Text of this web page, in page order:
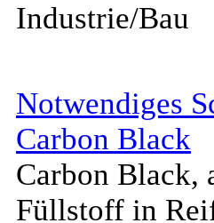
Industrie/Bau
Notwendiges
Carbon Black
Carbon Black,
Füllstoff in